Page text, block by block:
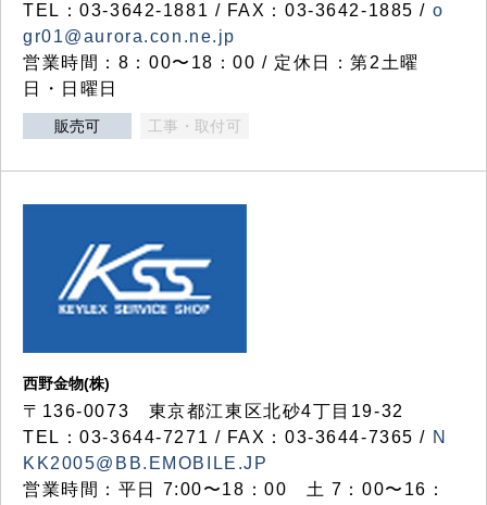
TEL：03-3642-1881 / FAX：03-3642-1885 / o
gr01@aurora.con.ne.jp
営業時間：8：00〜18：00 / 定休日：第2土曜
日・日曜日
販売可 工事・取付可
西野金物(株)
〒136-0073 東京都江東区北砂4丁目19-32
TEL：03‐3644‐7271 / FAX：03-3644-7365 / N
KK2005@BB.EMOBILE.JP
営業時間：平日 7:00〜18：00 土 7：00〜16：